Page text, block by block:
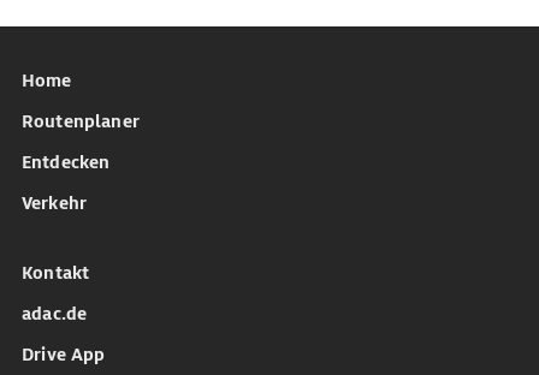
Home
Routenplaner
Entdecken
Verkehr
Kontakt
adac.de
Drive App